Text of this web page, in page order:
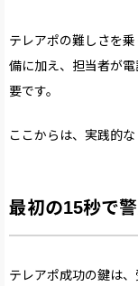
テレアポの難しさを
備に加え、担当者が
要です。
ここからは、実践的
最初の15秒で
テレアポ成功の鍵は